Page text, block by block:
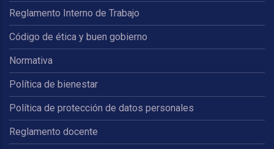
Reglamento Interno de Trabajo
Código de ética y buen gobierno
Normativa
Política de bienestar
Política de protección de datos personales
Reglamento docente